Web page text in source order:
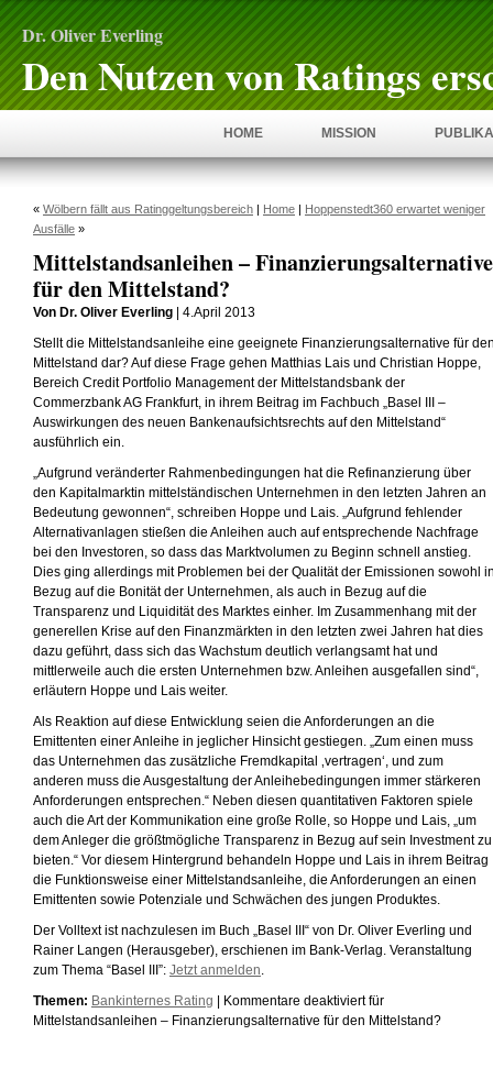
Dr. Oliver Everling
Den Nutzen von Ratings
HOME MISSION
« Wölbern fällt aus Ratinggeltungsbereich | Home | Hoppenstedt360 erwartet weniger
Ausfälle »
Mittelstandsanleihen – Finanzierungsalternative
für den Mittelstand?
Von Dr. Oliver Everling | 4.April 2013
Stellt die Mittelstandsanleihe eine geeignete Finanzierungsalternative für
Mittelstand dar? Auf diese Frage gehen Matthias Lais und Christian Hoppe,
Bereich Credit Portfolio Management der Mittelstandsbank der
Commerzbank AG Frankfurt, in ihrem Beitrag im Fachbuch „Basel III –
Auswirkungen des neuen Bankenaufsichtsrechts auf den Mittelstand“
ausführlich ein.
„Aufgrund veränderter Rahmenbedingungen hat die Refinanzierung über
den Kapitalmarktin mittelständischen Unternehmen in den letzten Jahren an
Bedeutung gewonnen“, schreiben Hoppe und Lais. „Aufgrund fehlender
Alternativanlagen stießen die Anleihen auch auf entsprechende Nachfrage
bei den Investoren, so dass das Marktvolumen zu Beginn schnell anstieg.
Dies ging allerdings mit Problemen bei der Qualität der Emissionen sowohl
Bezug auf die Bonität der Unternehmen, als auch in Bezug auf die
Transparenz und Liquidität des Marktes einher. Im Zusammenhang mit der
generellen Krise auf den Finanzmärkten in den letzten zwei Jahren hat dies
dazu geführt, dass sich das Wachstum deutlich verlangsamt hat und
mittlerweile auch die ersten Unternehmen bzw. Anleihen ausgefallen sind“,
erläutern Hoppe und Lais weiter.
Als Reaktion auf diese Entwicklung seien die Anforderungen an die
Emittenten einer Anleihe in jeglicher Hinsicht gestiegen. „Zum einen muss
das Unternehmen das zusätzliche Fremdkapital ‚vertragen‘, und zum
anderen muss die Ausgestaltung der Anleihebedingungen immer stärkeren
Anforderungen entsprechen.“ Neben diesen quantitativen Faktoren spiele
auch die Art der Kommunikation eine große Rolle, so Hoppe und Lais, „um
dem Anleger die größtmögliche Transparenz in Bezug auf sein Investment zu
bieten.“ Vor diesem Hintergrund behandeln Hoppe und Lais in ihrem Beitrag
die Funktionsweise einer Mittelstandsanleihe, die Anforderungen an einen
Emittenten sowie Potenziale und Schwächen des jungen Produktes.
Der Volltext ist nachzulesen im Buch „Basel III“ von Dr. Oliver Everling und
Rainer Langen (Herausgeber), erschienen im Bank-Verlag. Veranstaltung
zum Thema “Basel III”: Jetzt anmelden
Themen: Bankinternes Rating Kommentare deaktiviertfür
Mittelstandsanleihen – Finanzierungsalternative für den Mittelstand?